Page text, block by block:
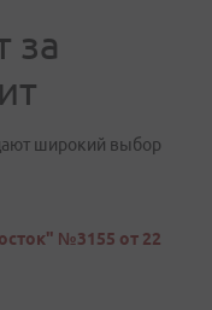
за
широкий выбор
№3155 от 22